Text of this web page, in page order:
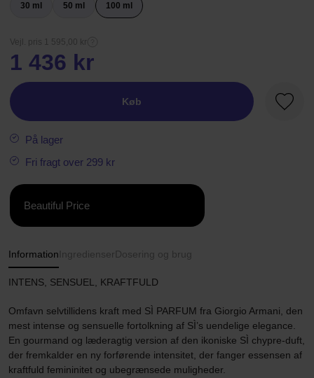
30 ml 50 ml 100 ml
Vejl. pris 1 595,00 kr
1 436 kr
Køb
På lager
Fri fragt over 299 kr
Beautiful Price
Information Ingredienser Dosering og brug
INTENS, SENSUEL, KRAFTFULD
Omfavn selvtillidens kraft med SÌ PARFUM fra Giorgio Armani, den
mest intense og sensuelle fortolkning af SÌ’s uendelige elegance.
En gourmand og læderagtig version af den ikoniske SÌ chypre-duft,
der fremkalder en ny forførende intensitet, der fanger essensen af
kraftfuld femininitet og ubegrænsede muligheder.